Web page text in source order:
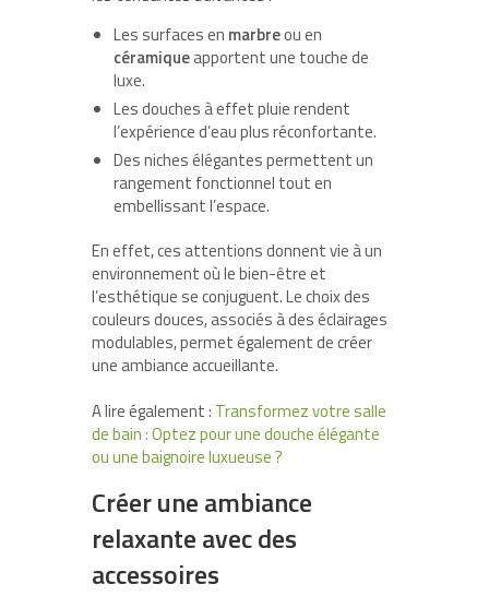
Les surfaces en marbreou en
céramiqueapportent une touche de
luxe.
Les douches à effet pluie rendent
l’expérience d’eau plus réconfortante.
Des niches élégantes permettent un
rangement fonctionnel tout en
embellissant l’espace.
En effet, ces attentions donnent vie à un
environnement où le bien-être et
l’esthétique se conjuguent. Le choix des
couleurs douces, associés à des éclairages
modulables, permet également de créer
une ambiance accueillante.
A lire également : Transformez votre salle
de bain : Optez pour une douche élégante
ou une baignoire luxueuse ?
Créer une ambiance
relaxante avec des
accessoires